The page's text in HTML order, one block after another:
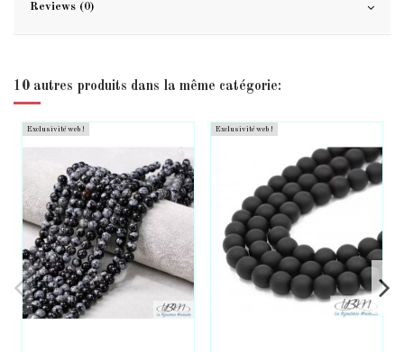
Reviews (0)
10 autres produits dans la même catégorie:
Exclusivité web ! Exclusivité web !